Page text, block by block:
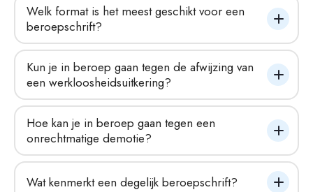
Welk format is het meest geschikt voor een
beroepschrift?
Kun je in beroep gaan tegen de afwijzing van
een werkloosheidsuitkering?
Hoe kan je in beroep gaan tegen een
onrechtmatige demotie?
Wat kenmerkt een degelijk beroepschrift?